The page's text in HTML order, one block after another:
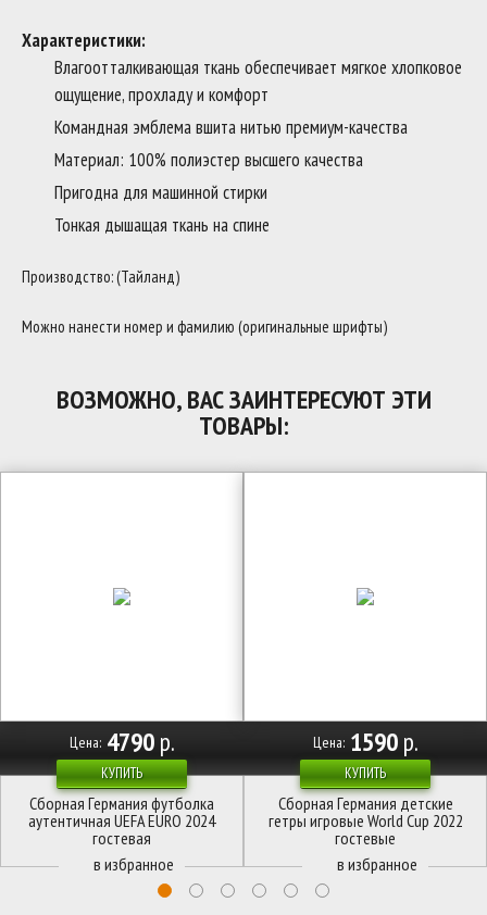
Характеристики:
Влагоотталкивающая ткань обеспечивает мягкое хлопковое
ощущение, прохладу и комфорт
Командная эмблема вшита нитью премиум-качества
Материал: 100% полиэстер высшего качества
Пригодна для машинной стирки
Тонкая дышащая ткань на спине
Производство: (Тайланд)
Можно нанести номер и фамилию (оригинальные шрифты)
ВОЗМОЖНО, ВАС ЗАИНТЕРЕСУЮТ ЭТИ
ТОВАРЫ:
КУПИТЬ
Цена: 4790р.
Сборная Германия футболка
аутентичная UEFA EURO 2024
гостевая
КУПИТЬ
Цена: 1590р.
Сборная Германия детские
гетры игровые World Cup 2022
гостевые